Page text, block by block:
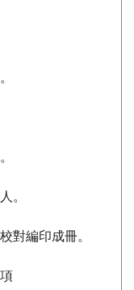
。
對編印成冊。